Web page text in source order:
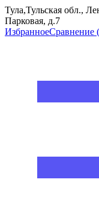
Тула,Тульская обл.,
Парковая, д.7
ИзбранноеСравнение